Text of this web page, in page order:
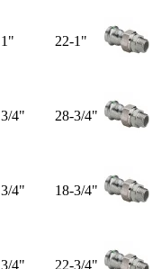
1" 22-1"
3/4" 28-3/4"
3/4" 18-3/4"
3/4" 22-3/4"